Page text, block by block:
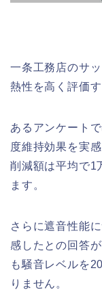
一条工務店のサ
熱性を高く評価
あるアンケート
度維持効果を実
削減額は平均で1
ます。
さらに遮音性能
感したとの回答
も騒音レベルを
りません。